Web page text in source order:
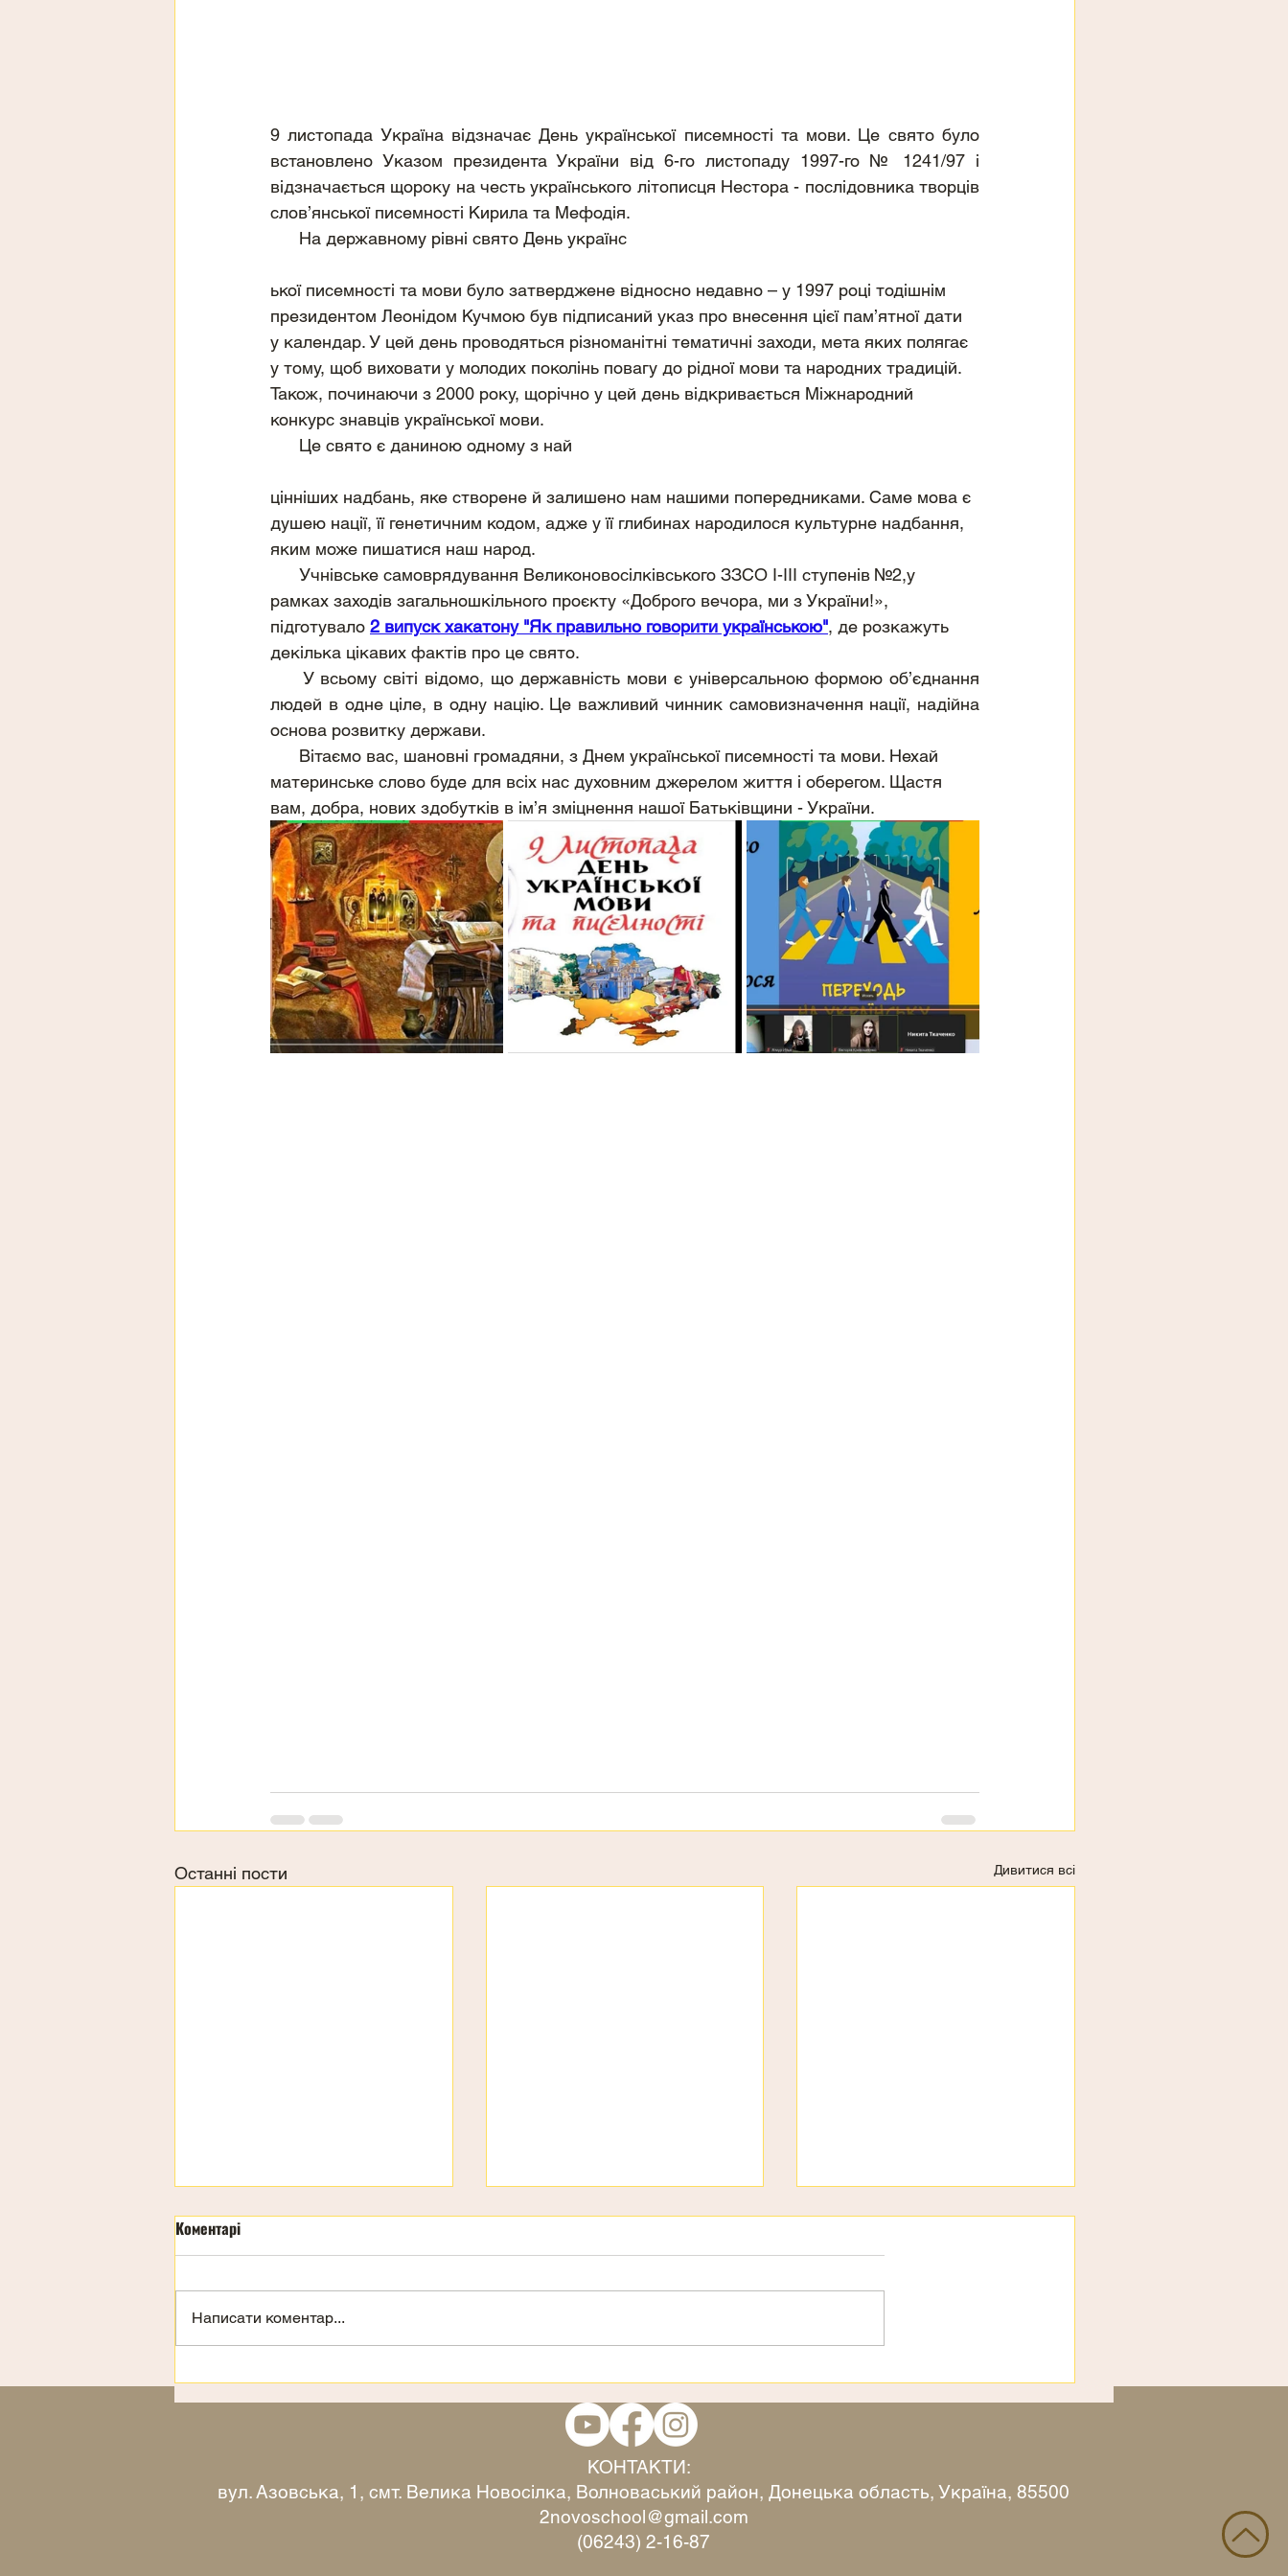
9 листопада Україна відзначає День української писемності та мови. Це свято було
встановлено Указом президента України від 6-го листопаду 1997-го № 1241/97 і
відзначається щороку на честь українського літописця Нестора - послідовника творців
слов’янської писемності Кирила та Мефодія.
      На державному рівні свято День українс
ької писемності та мови було затверджене відносно недавно – у 1997 році тодішнім
президентом Леонідом Кучмою був підписаний указ про внесення цієї пам’ятної дати
у календар. У цей день проводяться різноманітні тематичні заходи, мета яких полягає
у тому, щоб виховати у молодих поколінь повагу до рідної мови та народних традицій.
Також, починаючи з 2000 року, щорічно у цей день відкривається Міжнародний
конкурс знавців української мови.
      Це свято є даниною одному з най
цінніших надбань, яке створене й залишено нам нашими попередниками. Саме мова є
душею нації, її генетичним кодом, адже у її глибинах народилося культурне надбання,
яким може пишатися наш народ.
рамках заходів загальношкільного проєкту «Доброго вечора, ми з України!»,
підготувало 2 випуск хакатону "Як правильно говорити українською", де розкажуть
декілька цікавих фактів про це свято.
людей в одне ціле, в одну націю. Це важливий чинник самовизначення нації, надійна
основа розвитку держави.
материнське слово буде для всіх нас духовним джерелом життя і оберегом. Щастя
вам, добра, нових здобутків в ім’я зміцнення нашої Батьківщини - України.
Останні пости Дивитися всі
День дітей 3 страхи Вітаємо
Коментарі
Написати коментар...
КОНТАКТИ:
вул. Азовська, 1, смт. Велика Новосілка, Волноваський район, Донецька область, Україна, 85500
2novoschool@gmail.com
(06243) 2-16-87